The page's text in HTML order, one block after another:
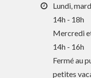
Lundi,
14h - 18h
Mercredi
14h - 16h
Fermé au
petites